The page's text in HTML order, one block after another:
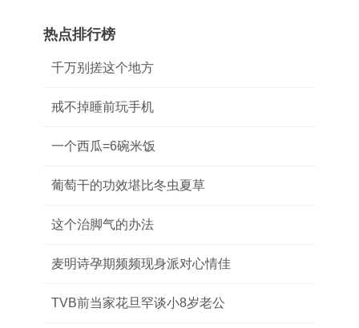
热点排行榜
千万别搓这个地方
戒不掉睡前玩手机
一个西瓜=6碗米饭
葡萄干的功效堪比冬虫夏草
这个治脚气的办法
麦明诗孕期频频现身派对心情佳
TVB前当家花旦罕谈小8岁老公